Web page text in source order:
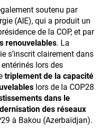
soutenu par
(AIE), qui a produit un
de la COP, et par
renouvelables. La
s’inscrit clairement dans
lors des
triplement de la capacité
lors de la COP28
dans le
des réseaux
à Bakou (Azerbaïdjan).